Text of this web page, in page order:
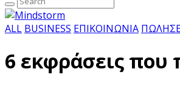
ALL BUSINESS ΕΠΙΚΟΙΝΩΝΙΑ
6 εκφράσεις που